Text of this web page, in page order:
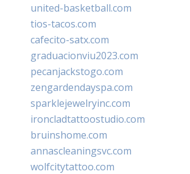
united-basketball.com
tios-tacos.com
cafecito-satx.com
graduacionviu2023.com
pecanjackstogo.com
zengardendayspa.com
sparklejewelryinc.com
ironcladtattoostudio.com
bruinshome.com
annascleaningsvc.com
wolfcitytattoo.com